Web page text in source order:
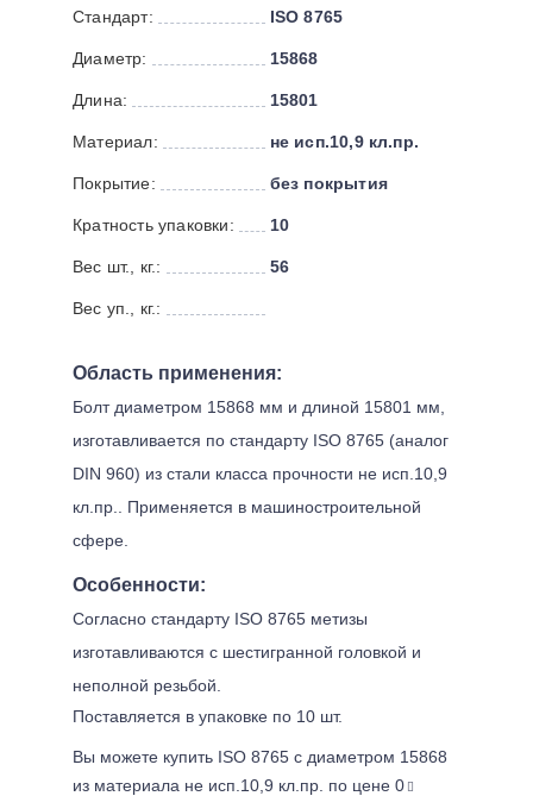
Стандарт: ISO 8765
Диаметр: 15868
Длина: 15801
Материал: не исп.10,9 кл.пр.
Покрытие: без покрытия
Кратность упаковки: 10
Вес шт., кг.: 56
Вес уп., кг.:
Область применения:
Болт диаметром 15868 мм и длиной 15801 мм,
изготавливается по стандарту ISO 8765 (аналог
DIN 960) из стали класса прочности не исп.10,9
кл.пр.. Применяется в машиностроительной
сфере.
Особенности:
Согласно стандарту ISO 8765 метизы
изготавливаются с шестигранной головкой и
неполной резьбой.
Поставляется в упаковке по 10 шт.
Вы можете купить ISO 8765 с диаметром 15868
из материала не исп.10,9 кл.пр. по цене 0